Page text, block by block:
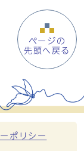
ページの
先頭へ戻る
ポリシー